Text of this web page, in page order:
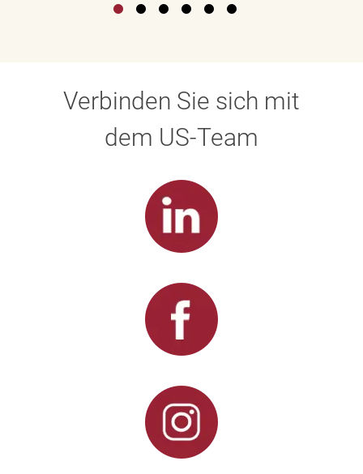
Verbinden Sie sich mit
dem US-Team